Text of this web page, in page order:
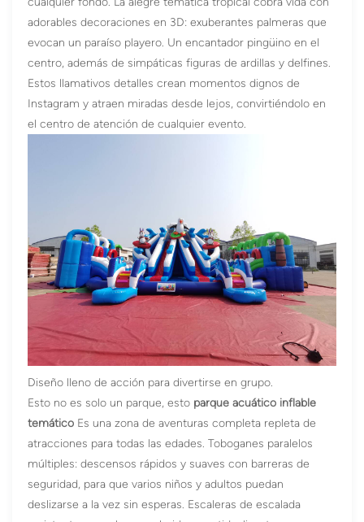
adorables decoraciones en 3D: exuberantes palmeras que
evocan un paraíso playero. Un encantador pingüino en el
centro, además de simpáticas figuras de ardillas y delfines.
Estos llamativos detalles crean momentos dignos de
Instagram y atraen miradas desde lejos, convirtiéndolo en
el centro de atención de cualquier evento.
Diseño lleno de acción para divertirse en grupo.
Esto no es solo un parque, esto parque acuático inflable
temático Es una zona de aventuras completa repleta de
atracciones para todas las edades. Toboganes paralelos
múltiples: descensos rápidos y suaves con barreras de
seguridad, para que varios niños y adultos puedan
deslizarse a la vez sin esperas. Escaleras de escalada